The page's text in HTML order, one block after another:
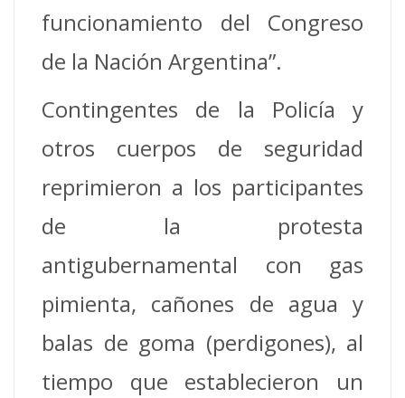
funcionamiento del Congreso
de la Nación Argentina”.
Contingentes de la Policía y
otros cuerpos de seguridad
reprimieron a los participantes
de la protesta
antigubernamental con gas
pimienta, cañones de agua y
balas de goma (perdigones), al
tiempo que establecieron un